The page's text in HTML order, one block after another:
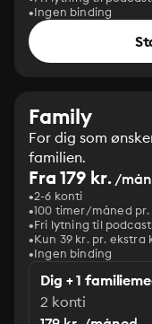
Ingen binding
Family
For dig som
familien.
Fra 179 kr./
2-6 konti
100 timer/måned
Fri lytning til
Kun 39 kr. pr. ekstra
Ingen binding
Dig + 1
2 konti